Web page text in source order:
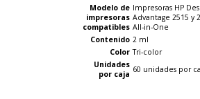
Modelo de
impresoras
compatibles
Impresoras HP
Advantage 2515 y
All-in-One
Contenido 2 ml
Color Tri-color
Unidades
por caja 60 unidades por